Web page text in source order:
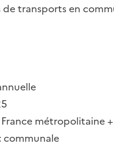
de transports en
métropolitaine
communale